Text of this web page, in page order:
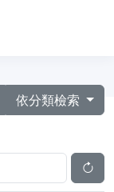
依分類檢索